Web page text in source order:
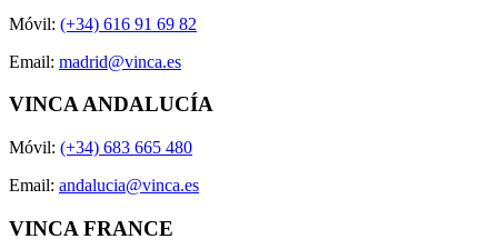
Móvil: (+34) 616 91 69 82
Email: madrid@vinca.es
VINCA ANDALUCÍA
Móvil: (+34) 683 665 480
Email: andalucia@vinca.es
VINCA FRANCE